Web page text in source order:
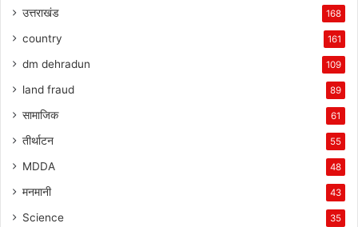
उत्तराखंड 168
country 161
dm dehradun 109
land fraud 89
सामाजिक 61
तीर्थाटन 55
MDDA 48
मनमानी 43
Science 35